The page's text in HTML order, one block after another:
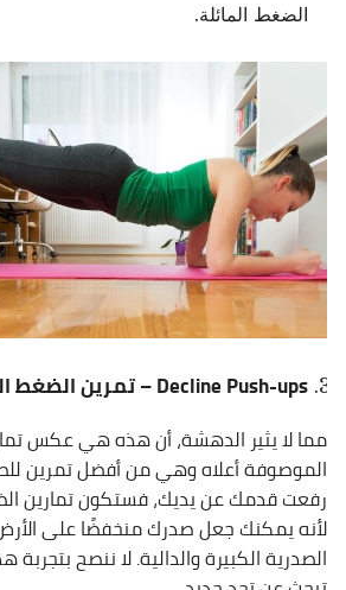
الضغط المائلة.
Decline Push-ups – تمرين الضغط المنخفض
مما لا يثير الدهشة، أن هذه هي عكس
الموصوفة أعلاه وهي من أفضل تمرين
رفعت قدمك عن يديك، فستكون تمارين
لأنه يمكنك جعل صدرك منخفضًا على
الصدرية الكبيرة والدالية. لا ننصح بتجربة